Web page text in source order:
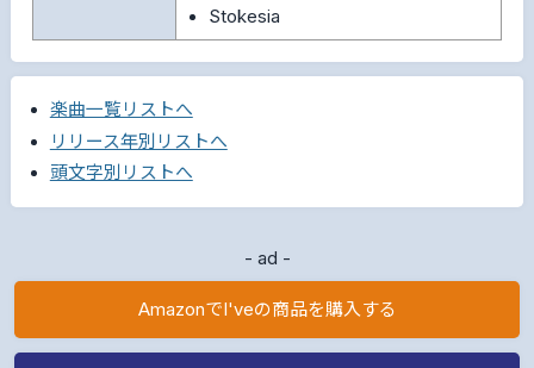
Stokesia
楽曲一覧リストへ
リリース年別リストへ
頭文字別リストへ
- ad -
AmazonでI'veの商品を購入する